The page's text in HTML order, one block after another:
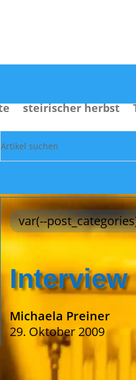
steirischer herbst
var(--
Michaela Preiner
29. Oktober 2009